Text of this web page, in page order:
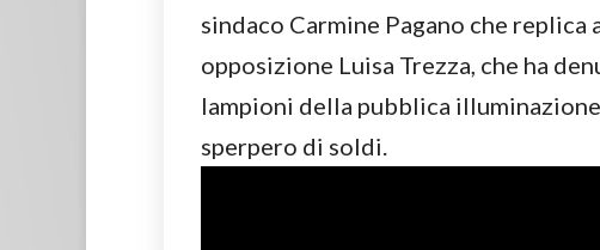
sindaco Carmine Pagano che
opposizione Luisa Trezza, che ha
lampioni della pubblica
sperpero di soldi.